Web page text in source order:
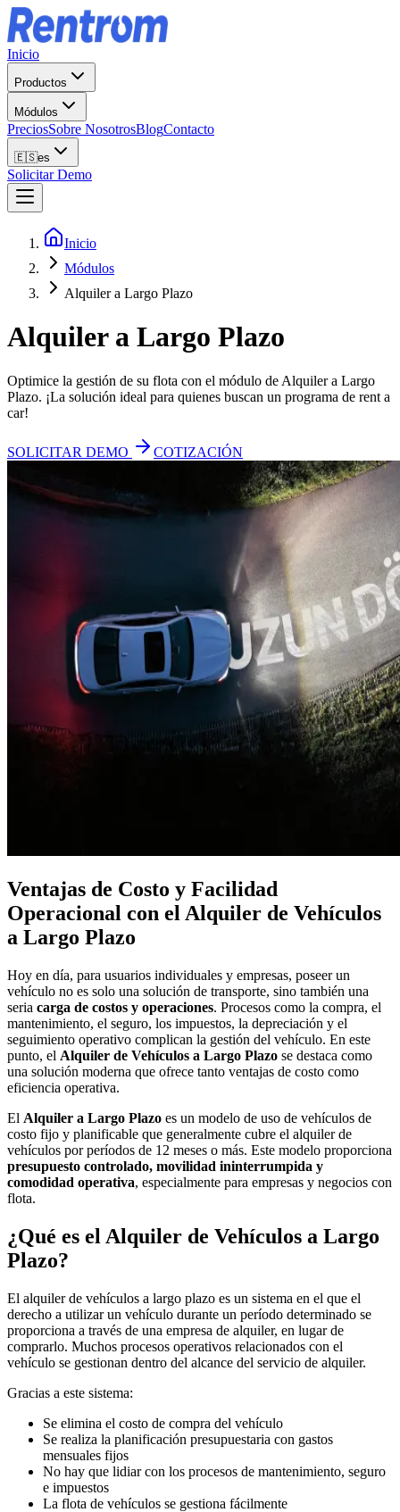
Inicio
Productos
Módulos
PreciosSobre NosotrosBlogContacto
🇪🇸es
Solicitar Demo
Inicio
Módulos
Alquiler a Largo Plazo
Alquiler a Largo Plazo
Optimice la gestión de su flota con el módulo de Alquiler a Largo
Plazo. ¡La solución ideal para quienes buscan un programa de rent a
car!
SOLICITAR DEMO COTIZACIÓN
Ventajas de Costo y Facilidad
Operacional con el Alquiler de Vehículos
a Largo Plazo
Hoy en día, para usuarios individuales y empresas, poseer un
vehículo no es solo una solución de transporte, sino también una
seria carga de costos y operaciones. Procesos como la compra, el
mantenimiento, el seguro, los impuestos, la depreciación y el
seguimiento operativo complican la gestión del vehículo. En este
punto, el Alquiler de Vehículos a Largo Plazo se destaca como
una solución moderna que ofrece tanto ventajas de costo como
eficiencia operativa.
El Alquiler a Largo Plazo es un modelo de uso de vehículos de
costo fijo y planificable que generalmente cubre el alquiler de
vehículos por períodos de 12 meses o más. Este modelo proporciona
presupuesto controlado, movilidad ininterrumpida y
comodidad operativa, especialmente para empresas y negocios con
flota.
¿Qué es el Alquiler de Vehículos a Largo
Plazo?
El alquiler de vehículos a largo plazo es un sistema en el que el
derecho a utilizar un vehículo durante un período determinado se
proporciona a través de una empresa de alquiler, en lugar de
comprarlo. Muchos procesos operativos relacionados con el
vehículo se gestionan dentro del alcance del servicio de alquiler.
Gracias a este sistema:
Se elimina el costo de compra del vehículo
Se realiza la planificación presupuestaria con gastos
mensuales fijos
No hay que lidiar con los procesos de mantenimiento, seguro
e impuestos
La flota de vehículos se gestiona fácilmente